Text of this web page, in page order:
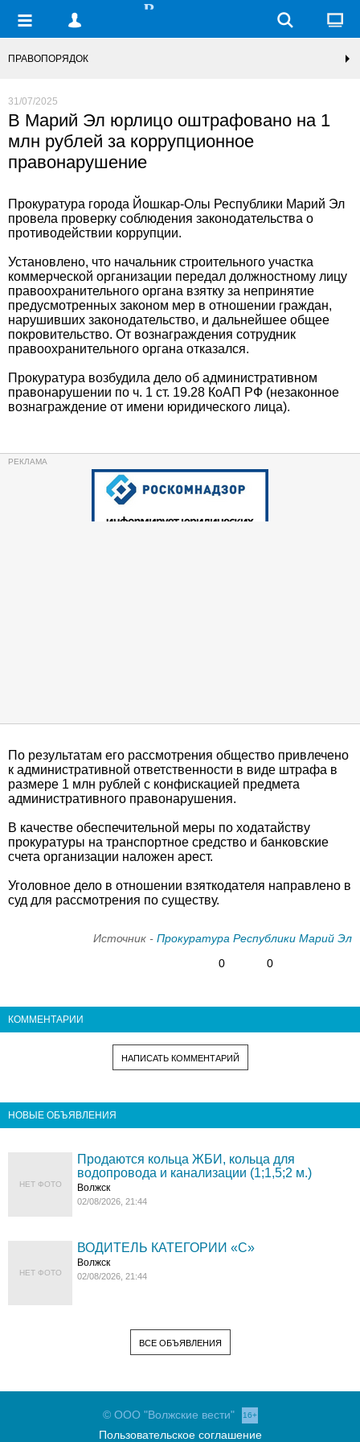
ПРАВОПОРЯДОК
31/07/2025
В Марий Эл юрлицо оштрафовано на 1
млн рублей за коррупционное
правонарушение
Прокуратура города Йошкар-Олы Республики Марий Эл
провела проверку соблюдения законодательства о
противодействии коррупции.
Установлено, что начальник строительного участка
коммерческой организации передал должностному лицу
правоохранительного органа взятку за непринятие
предусмотренных законом мер в отношении граждан,
нарушивших законодательство, и дальнейшее общее
покровительство. От вознаграждения сотрудник
правоохранительного органа отказался.
Прокуратура возбудила дело об административном
правонарушении по ч. 1 ст. 19.28 КоАП РФ (незаконное
вознаграждение от имени юридического лица).
По результатам его рассмотрения общество привлечено
к административной ответственности в виде штрафа в
размере 1 млн рублей с конфискацией предмета
административного правонарушения.
В качестве обеспечительной меры по ходатайству
прокуратуры на транспортное средство и банковские
счета организации наложен арест.
Уголовное дело в отношении взяткодателя направлено в
суд для рассмотрения по существу.
Источник - Прокуратура Республики Марий Эл
0
0
КОММЕНТАРИИ
НАПИСАТЬ КОММЕНТАРИЙ
НОВЫЕ ОБЪЯВЛЕНИЯ
НЕТ ФОТО
Продаются кольца ЖБИ, кольца для
водопровода и канализации (1;1,5;2 м.)
Волжск
02/08/2026, 21:44
НЕТ ФОТО
ВОДИТЕЛЬ КАТЕГОРИИ «C»
Волжск
02/08/2026, 21:44
ВСЕ ОБЪЯВЛЕНИЯ
© ООО "Волжские вести" 16+
Пользовательское соглашение